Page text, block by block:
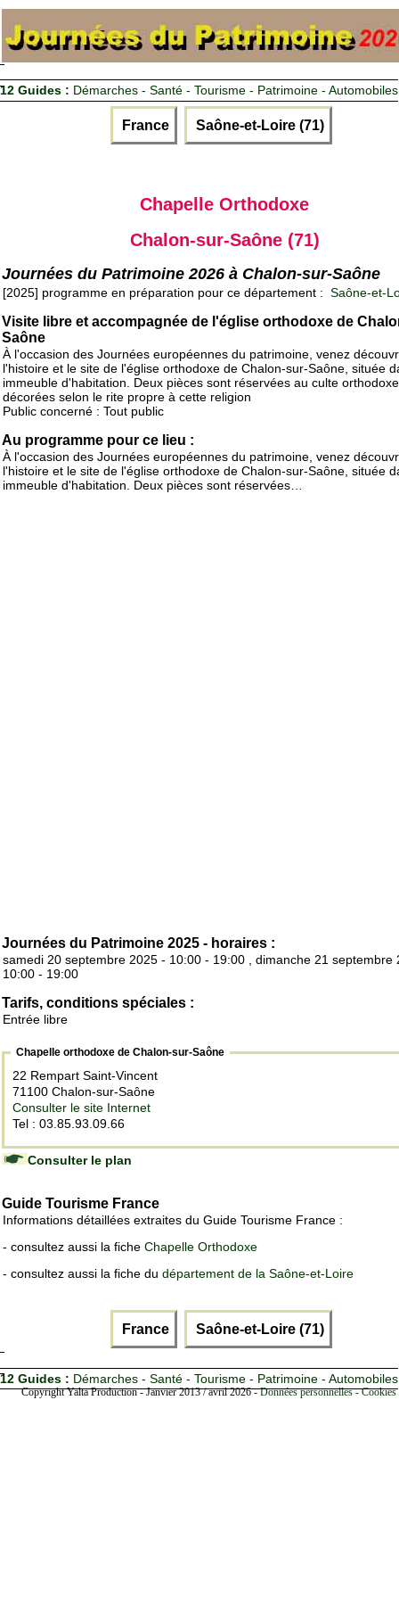
12 Guides : Démarches - Santé - Tourisme - Patrimoine - Automobiles
France Saône-et-Loire (71)
Chapelle Orthodoxe
Chalon-sur-Saône (71)
Journées du Patrimoine 2026 à Chalon-sur-Saône
[2025] programme en préparation pour ce département : Saône-et-
Visite libre et accompagnée de l'église orthodoxe de
Saône
À l'occasion des Journées européennes du patrimoine, venez
l'histoire et le site de l'église orthodoxe de Chalon-sur-Saône, située
immeuble d'habitation. Deux pièces sont réservées au culte
décorées selon le rite propre à cette religion
Public concerné : Tout public
Au programme pour ce lieu :
À l'occasion des Journées européennes du patrimoine, venez
l'histoire et le site de l'église orthodoxe de Chalon-sur-Saône, située
immeuble d'habitation. Deux pièces sont réservées…
Journées du Patrimoine 2025 - horaires :
samedi 20 septembre 2025 - 10:00 - 19:00 , dimanche 21 septembre
10:00 - 19:00
Tarifs, conditions spéciales :
Entrée libre
Chapelle orthodoxe de Chalon-sur-Saône
22 Rempart Saint-Vincent
71100 Chalon-sur-Saône
Consulter le site Internet
Tel : 03.85.93.09.66
Consulter le plan
Guide Tourisme France
Informations détaillées extraites du Guide Tourisme France :
- consultez aussi la fiche Chapelle Orthodoxe
- consultez aussi la fiche du département de la Saône-et-Loire
France Saône-et-Loire (71)
12 Guides : Démarches - Santé - Tourisme - Patrimoine - Automobiles
Copyright Yalta Production - Janvier 2013 / avril 2026 -Données personnelles -